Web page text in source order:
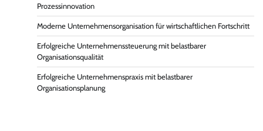
Prozessinnovation
Moderne Unternehmensorganisation für wirtschaftlichen Fortschritt
Erfolgreiche Unternehmenssteuerung mit belastbarer
Organisationsqualität
Erfolgreiche Unternehmenspraxis mit belastbarer
Organisationsplanung